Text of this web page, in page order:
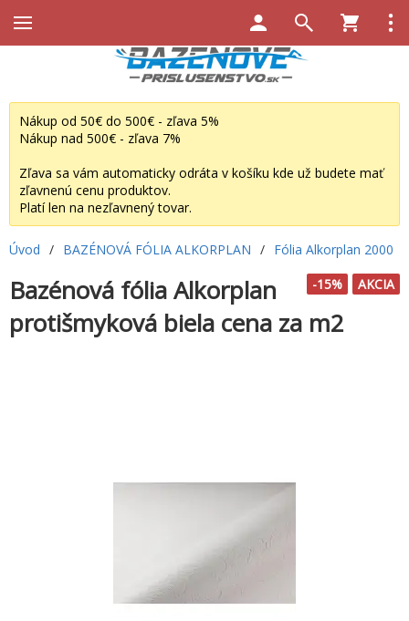
Nákup od 50€ do 500€ - zľava 5%
Nákup nad 500€ - zľava 7%
Zľava sa vám automaticky odráta v košíku kde už budete mať
zľavnenú cenu produktov.
Platí len na nezľavnený tovar.
Úvod / BAZÉNOVÁ FÓLIA ALKORPLAN / Fólia Alkorplan 2000
AKCIA
-15%
Bazénová fólia Alkorplan
protišmyková biela cena za m2